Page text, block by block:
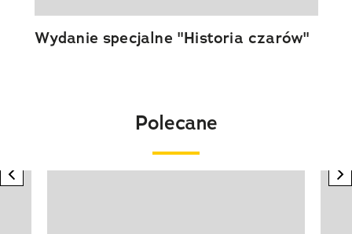
Wydanie specjalne "Historia czarów"
Polecane
previous element